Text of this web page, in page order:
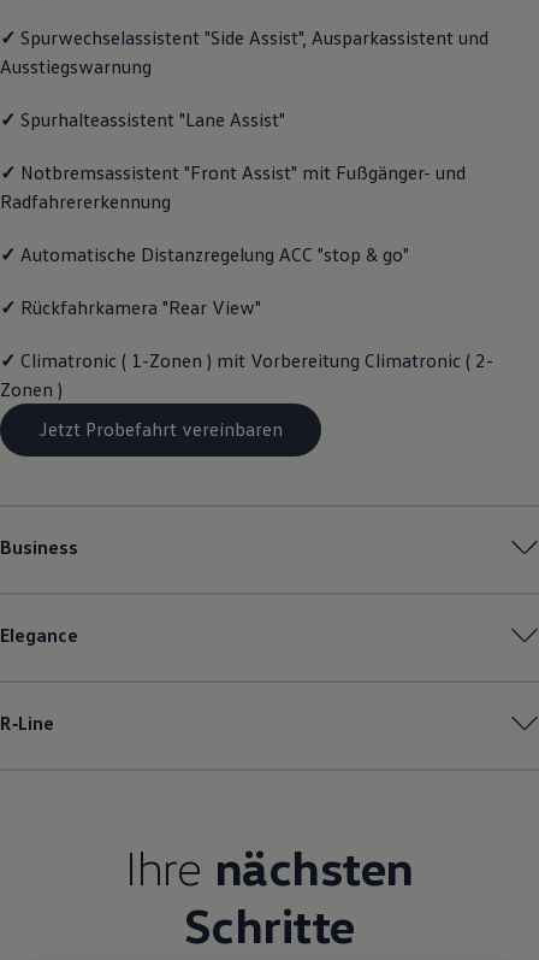
Räder und Reifen
Pannen- und Unfallhilfe
Economy Service
Zubehör
Schutz und Pflege
Entertainment und Elektronik
Wallbox und Ladekabel
Dienste für Ihr Modell finden
Volkswagen Apps, Login und Shop
Updates für Software, Karten und Radio
Vorgängermodelle
Kundeninformationen
Volkswagen Kundenbetreuung
✓ Spurwechselassistent "Side Assist", Ausparkassistent und
Ausstiegswarnung
✓ Spurhalteassistent "Lane Assist"
✓ Notbremsassistent "Front Assist" mit Fußgänger- und
Radfahrererkennung
✓ Automatische Distanzregelung ACC "stop & go"
✓ Rückfahrkamera "Rear View"
✓ Climatronic ( 1-Zonen ) mit Vorbereitung Climatronic ( 2-
Zonen )
Jetzt Probefahrt vereinbaren
Business
Elegance
R‑Line
Ihre nächsten
Schritte